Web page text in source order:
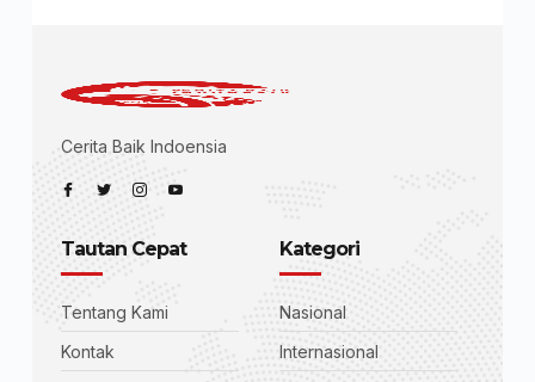
Cerita Baik Indoensia
Tautan Cepat
Tentang Kami
Kontak
Kategori
Nasional
Internasional